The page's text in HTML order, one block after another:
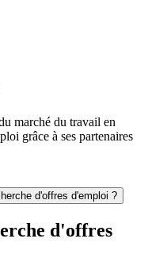
marché du travail en
grâce à ses partenaires
d'offres d'emploi ?
d'offres